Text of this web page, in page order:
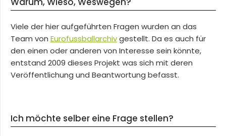
Viele der hier aufgeführten Fragen wurden an das
Team von Eurofussballarchivgestellt. Da es auch für
den einen oder anderen von Interesse sein könnte,
entstand 2009 dieses Projekt was sich mit deren
Veröffentlichung und Beantwortung befasst.
Ich möchte selber eine Frage stellen?